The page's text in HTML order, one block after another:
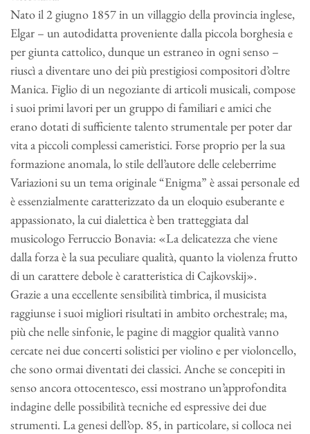
Nato il 2 giugno 1857 in un villaggio della provincia inglese,
Elgar – un autodidatta proveniente dalla piccola borghesia e
per giunta cattolico, dunque un estraneo in ogni senso –
riuscì a diventare uno dei più prestigiosi compositori d’oltre
Manica. Figlio di un negoziante di articoli musicali, compose
i suoi primi lavori per un gruppo di familiari e amici che
erano dotati di sufficiente talento strumentale per poter dar
vita a piccoli complessi cameristici. Forse proprio per la sua
formazione anomala, lo stile dell’autore delle celeberrime
Variazioni su un tema originale “Enigma” è assai personale ed
è essenzialmente caratterizzato da un eloquio esuberante e
appassionato, la cui dialettica è ben tratteggiata dal
musicologo Ferruccio Bonavia: «La delicatezza che viene
dalla forza è la sua peculiare qualità, quanto la violenza frutto
di un carattere debole è caratteristica di Cajkovskij».
Grazie a una eccellente sensibilità timbrica, il musicista
raggiunse i suoi migliori risultati in ambito orchestrale; ma,
più che nelle sinfonie, le pagine di maggior qualità vanno
cercate nei due concerti solistici per violino e per violoncello,
che sono ormai diventati dei classici. Anche se concepiti in
senso ancora ottocentesco, essi mostrano un’approfondita
indagine delle possibilità tecniche ed espressive dei due
strumenti. La genesi dell’op. 85, in particolare, si colloca nei